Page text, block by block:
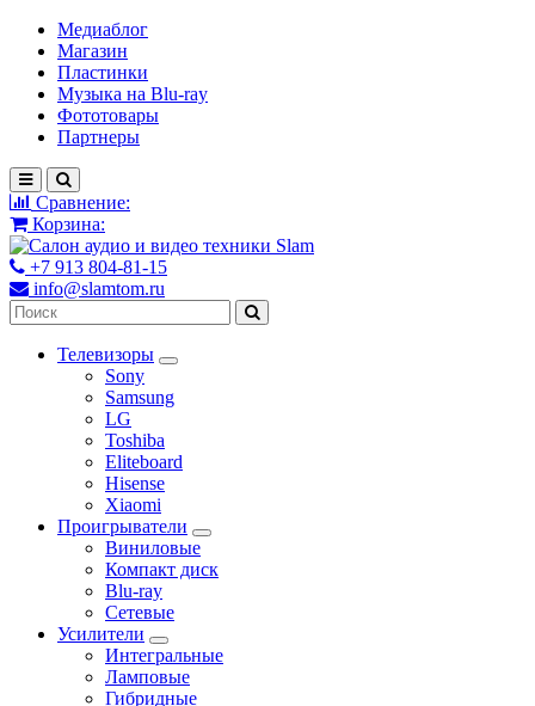
Медиаблог
Магазин
Пластинки
Музыка на Blu-ray
Фототовары
Партнеры
Сравнение:
Корзина:
+7 913 804-81-15
info@slamtom.ru
Телевизоры
Sony
Samsung
LG
Toshiba
Eliteboard
Hisense
Xiaomi
Проигрыватели
Виниловые
Компакт диск
Blu-ray
Сетевые
Усилители
Интегральные
Ламповые
Гибридные